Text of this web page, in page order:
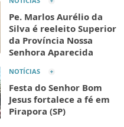
Pe. Marlos Aurélio da
Silva é reeleito Superior
da Província Nossa
Senhora Aparecida
NOTÍCIAS
Festa do Senhor Bom
Jesus fortalece a fé em
Pirapora (SP)